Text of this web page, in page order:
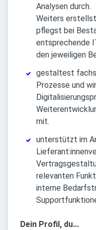
Analysen durch.
Weiters
pflegst bei
entsprechende
den jeweiligen
gestaltest
Prozesse und
mit.
unterstützt im
relevanten
interne
Dein Profil, du...